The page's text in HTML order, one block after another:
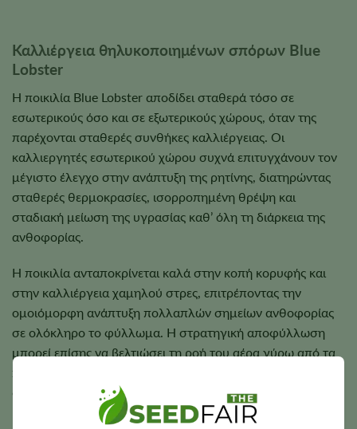
Καλλιέργεια θηλυκοποιημένων σπόρων Blue
Lobster
Η ποικιλία Blue Lobster αποδίδει σταθερά τόσο σε
εσωτερικούς όσο και σε εξωτερικούς χώρους, όταν της
παρέχονται σταθερές συνθήκες καλλιέργειας. Οι
καλλιεργητές εσωτερικού χώρου συχνά επιτυγχάνουν τον
μέγιστο έλεγχο στην ανάπτυξη της ρητίνης, διατηρώντας
σταθερές θερμοκρασίες, ισορροπημένη θρέψη και
σταδιακή μείωση της υγρασίας καθ’ όλη τη διάρκεια της
ανθοφορίας.
Η ποικιλία ανταποκρίνεται καλά στην κοπή κορυφής και
στην καλλιέργεια χαμηλού στρες, επιτρέποντας την
ομοιόμορφη ανάπτυξη πολλαπλών σημείων ανθοφορίας
σε ολόκληρο το φύλλωμα. Η στρατηγική αποφύλλωση
μπορεί επίσης να βελτιώσει τη ροή του αέρα γύρω από τα
πυκνά άνθη, χωρίς να προκαλεί υπερβολικό στρες στο
φυτό.